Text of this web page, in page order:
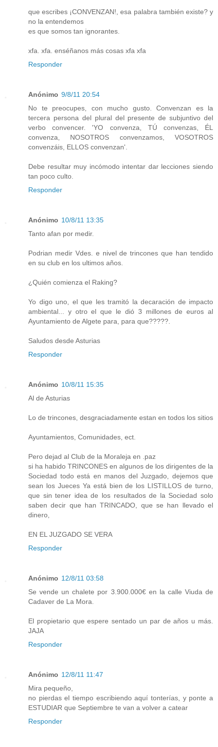
que escribes ¡CONVENZAN!, esa palabra también existe? y
no la entendemos
es que somos tan ignorantes.
xfa. xfa. enséñanos más cosas xfa xfa
Responder
Anónimo 9/8/11 20:54
No te preocupes, con mucho gusto. Convenzan es la
tercera persona del plural del presente de subjuntivo del
verbo convencer. 'YO convenza, TÚ convenzas, ÉL
convenza, NOSOTROS convenzamos, VOSOTROS
convenzáis, ELLOS convenzan'.
Debe resultar muy incómodo intentar dar lecciones siendo
tan poco culto.
Responder
Anónimo 10/8/11 13:35
Tanto afan por medir.
Podrian medir Vdes. e nivel de trincones que han tendido
en su club en los ultimos años.
¿Quién comienza el Raking?
Yo digo uno, el que les tramitó la decaración de impacto
ambiental... y otro el que le dió 3 millones de euros al
Ayuntamiento de Algete para, para que?????.
Saludos desde Asturias
Responder
Anónimo 10/8/11 15:35
Al de Asturias
Lo de trincones, desgraciadamente estan en todos los sitios
Ayuntamientos, Comunidades, ect.
Pero dejad al Club de la Moraleja en .paz
si ha habido TRINCONES en algunos de los dirigentes de la
Sociedad todo está en manos del Juzgado, dejemos que
sean los Jueces Ya está bien de los LISTILLOS de turno,
que sin tener idea de los resultados de la Sociedad solo
saben decir que han TRINCADO, que se han llevado el
dinero,
EN EL JUZGADO SE VERA
Responder
Anónimo 12/8/11 03:58
Se vende un chalete por 3.900.000€ en la calle Viuda de
Cadaver de La Mora.
El propietario que espere sentado un par de años u más.
JAJA
Responder
Anónimo 12/8/11 11:47
Mira pequeño,
no pierdas el tiempo escribiendo aquí tonterías, y ponte a
ESTUDIAR que Septiembre te van a volver a catear
Responder